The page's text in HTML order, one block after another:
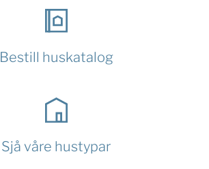
Bestill huskatalog
Sjå våre hustypar